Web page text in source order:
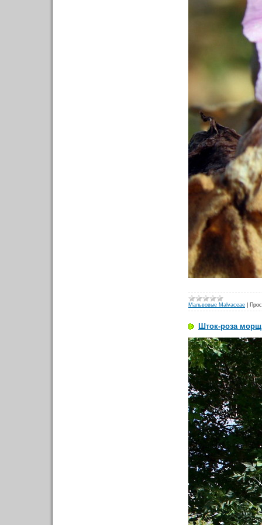
Мальвовые Malvaceae
Шток-роза